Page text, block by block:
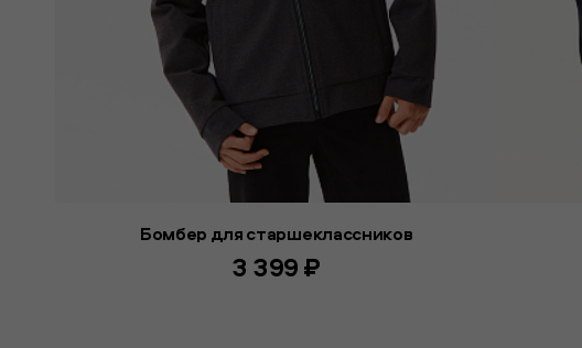
Бомбер для старшеклассников
3 399 ₽